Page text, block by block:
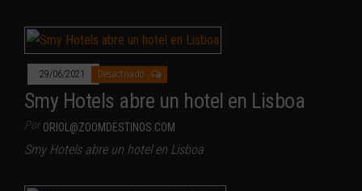
29/06/2021 Desactivado
Smy Hotels abre un hotel en Lisboa
Por ORIOL@ZOOMDESTINOS.COM
Smy Hotels abre un hotel en Lisboa